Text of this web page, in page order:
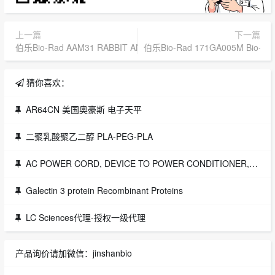
上一篇
伯乐Bio-Rad AAM31 RABBIT ANTI MOUSE INTERLEUKIN-1
下一篇
伯乐Bio-Rad 171GA005M Bio-
猜你喜欢：
AR64CN 美国奥豪斯 电子天平
二聚乳酸聚乙二醇 PLA-PEG-PLA
AC POWER CORD, DEVICE TO POWER CONDITIONER,Merck Millipore,货号：1000-4700
Galectin 3 protein Recombinant Proteins
LC Sciences代理-授权一级代理
产品询价请加微信：jinshanbio